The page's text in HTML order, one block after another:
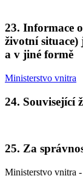
23. Informace
životní situace)
a v jiné formě
Ministerstvo vnitra
24. Související
25. Za
Ministerstvo vnitra -